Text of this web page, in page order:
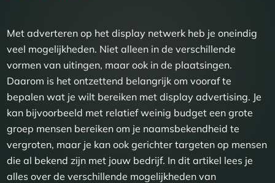
Met adverteren op het display netwerk heb je oneindig
veel mogelijkheden. Niet alleen in de verschillende
vormen van uitingen, maar ook in de plaatsingen.
Daarom is het ontzettend belangrijk om vooraf te
bepalen wat je wilt bereiken met display advertising. Je
kan bijvoorbeeld met relatief weinig budget een grote
groep mensen bereiken om je naamsbekendheid te
vergroten, maar je kan ook gerichter targeten op mensen
die al bekend zijn met jouw bedrijf. In dit artikel lees je
alles over de verschillende mogelijkheden van